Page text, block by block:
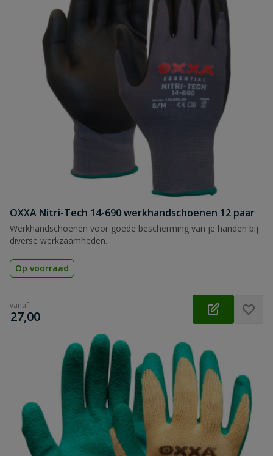
OXXA Nitri-Tech 14-690 werkhandschoenen 12 paar
Werkhandschoenen voor goede bescherming van je handen bij
diverse werkzaamheden.
Op voorraad
vanaf
€
27,00